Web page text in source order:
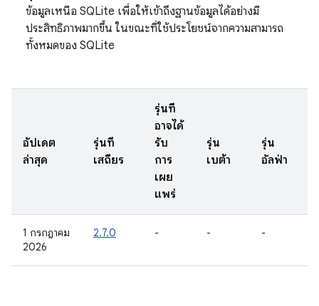
ข้อมูลเหนือ SQLite เพื่อให้เข้าถึงฐานข้อมูลได้อย่างมี
ประสิทธิภาพมากขึ้น ในขณะที่ใช้ประโยชน์จากความสามารถ
ทั้งหมดของ SQLite
อัปเดต
ล่าสุด
รุ่นที่
เสถียร
รุ่นที่
อาจได้
รับ
การ
เผย
แพร่
รุ่น
เบต้า
รุ่น
อัลฟ่า
1 กรกฎาคม
2026
2.7.0 - - -